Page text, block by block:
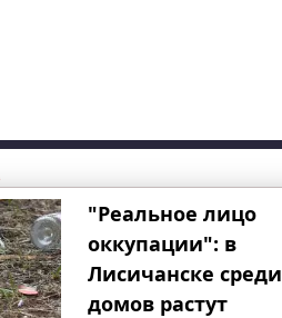
"Реальное лицо
оккупации": в
Лисичанске среди
домов растут